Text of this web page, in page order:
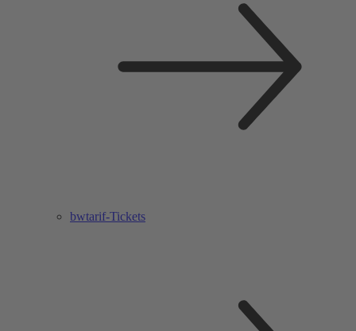
bwtarif-Tickets